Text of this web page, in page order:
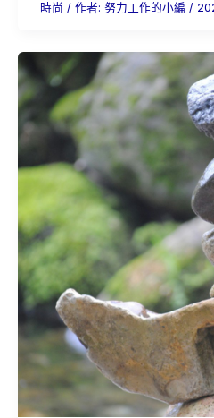
時尚 / 作者: 努力工作的小編 /